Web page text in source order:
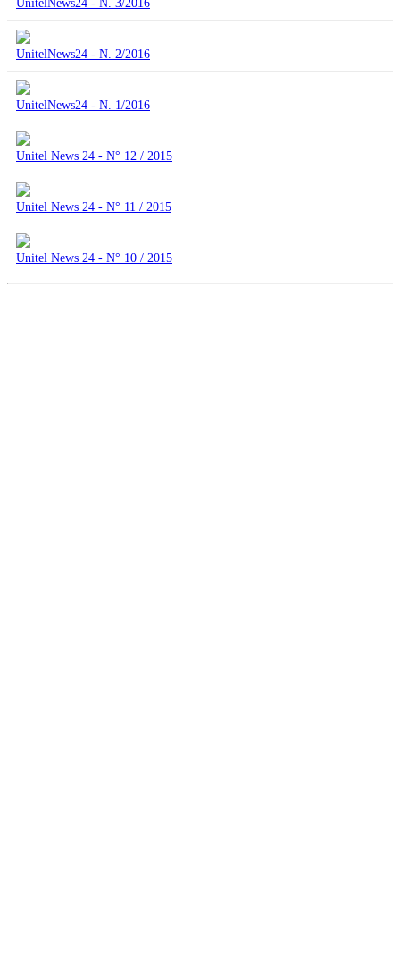
UnitelNews24 - N. 3/2016
UnitelNews24 - N. 2/2016
UnitelNews24 - N. 1/2016
Unitel News 24 - N° 12 / 2015
Unitel News 24 - N° 11 / 2015
Unitel News 24 - N° 10 / 2015